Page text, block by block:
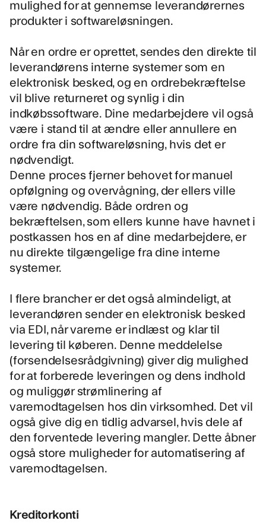
mulighed for at gennemse leverandørernes
produkter i softwareløsningen.
Når en ordre er oprettet, sendes den direkte til
leverandørens interne systemer som en
elektronisk besked, og en ordrebekræftelse
vil blive returneret og synlig i din
indkøbssoftware. Dine medarbejdere vil også
være i stand til at ændre eller annullere en
ordre fra din softwareløsning, hvis det er
nødvendigt.
Denne proces fjerner behovet for manuel
opfølgning og overvågning, der ellers ville
være nødvendig. Både ordren og
bekræftelsen, som ellers kunne have havnet i
postkassen hos en af dine medarbejdere, er
nu direkte tilgængelige fra dine interne
systemer.
I flere brancher er det også almindeligt, at
leverandøren sender en elektronisk besked
via EDI, når varerne er indlæst og klar til
levering til køberen. Denne meddelelse
(forsendelsesrådgivning) giver dig mulighed
for at forberede leveringen og dens indhold
og muliggør strømlinering af
varemodtagelsen hos din virksomhed. Det vil
også give dig en tidlig advarsel, hvis dele af
den forventede levering mangler. Dette åbner
også store muligheder for automatisering af
varemodtagelsen.
Kreditorkonti